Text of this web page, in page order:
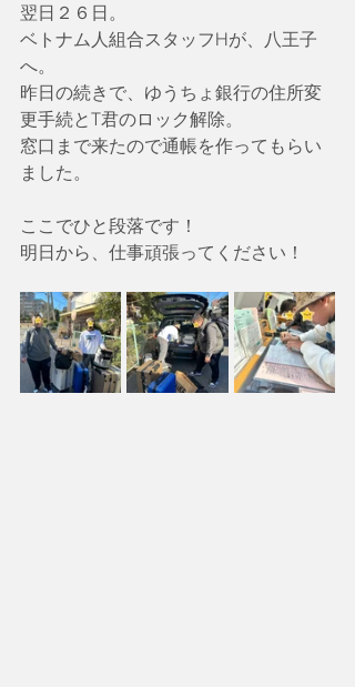
翌日２６日。
ベトナム人組合スタッフHが、八王子
へ。
昨日の続きで、ゆうちょ銀行の住所変
更手続とT君のロック解除。
窓口まで来たので通帳を作ってもらい
ました。
ここでひと段落です！
明日から、仕事頑張ってください！